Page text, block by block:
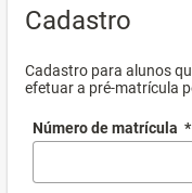
Cadastro
Cadastro para alunos
efetuar a pré-matrícula
Número de matrícula *